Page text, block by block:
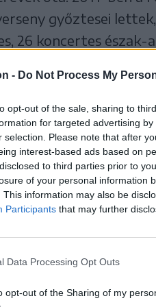
- Do Not Process My
opt-out of the sale, sharing to
for targeted advertising
selection. Please note that after
interest-based ads based on
to third parties prior to
of your personal information
This information may also be
Participants that may further
Data Processing Opt Outs
opt-out of the Sharing of my
győztesei
26 koncertes észak-
a Páva
adásaiban is
ban életre hívott új
című alkotásuk
hitelesen
hangsúlyt
egyes tájegységek
Dumitru Toderic
illetve